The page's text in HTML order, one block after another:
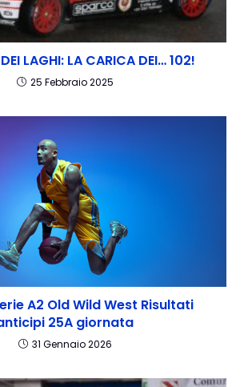
LAGHI: LA CARICA DEI… 102!
25 Febbraio 2025
A2 Old Wild West Risultati
25A giornata
31 Gennaio 2026